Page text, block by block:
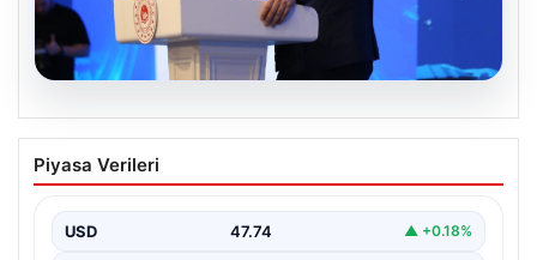
Bakan Kurum: Devlet yönetimi ciddi bir
sorumluluktur
Kurum, Hatay'da düzenlenen sosyal konut projesi ve…
Piyasa Verileri
USD 47.74 ▲ +0.18%